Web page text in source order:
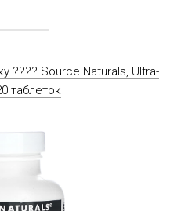
????️ Source Naturals, Ultra-
таблеток